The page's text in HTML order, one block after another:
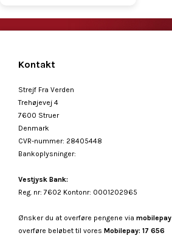
Kontakt
Strejf Fra Verden
Trehøjevej 4
7600 Struer
Denmark
CVR-nummer: 28405448
Bankoplysninger:
Vestjysk Bank:
Reg. nr: 7602 Kontonr: 0001202965
Ønsker du at overføre pengene via mobilepay
overføre beløbet til vores Mobilepay: 17 656